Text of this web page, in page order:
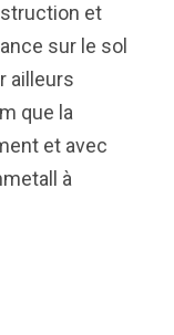
et
sur le sol
ailleurs
que la
et avec
à